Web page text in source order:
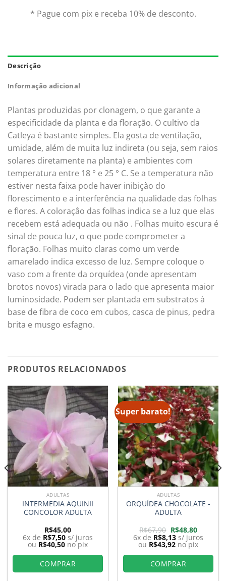
* Pague com pix e receba 10% de desconto.
Descrição
Informação adicional
Plantas produzidas por clonagem, o que garante a
especificidade da planta e da floração. O cultivo da
Catleya é bastante simples. Ela gosta de ventilação,
umidade, além de muita luz indireta (ou seja, sem raios
solares diretamente na planta) e ambientes com
temperatura entre 18 ° e 25 ° C. Se a temperatura não
estiver nesta faixa pode haver inibiçào do
florescimento e a interferência na qualidade das folhas
e flores. A coloraçâo das folhas indica se a luz que elas
recebem está adequada ou não . Folhas muito escura é
sinal de pouca luz, o que pode comprometer a
floração. Folhas muito claras como um verde
amarelado indica excesso de luz. Sempre coloque o
vaso com a frente da orquídea (onde apresentam
brotos novos) virada para o lado que apresenta maior
luminosidade. Podem ser plantada em substratos à
base de fibra de coco em cubos, casca de pinus, pedra
brita e musgo esfagno.
PRODUTOS RELACIONADOS
ADULTAS
INTERMEDIA AQUINII
CONCOLOR ADULTA
R$45,00
6x de R$7,50 s/ juros
ou R$40,50 no pix
COMPRAR
Super barato!
ADULTAS
ORQUÍDEA CHOCOLATE -
ADULTA
R$67,90 O
preço
original
era:
R$67,90.
R$48,80O
preço
atual
é:
R$48,80.
6x de R$8,13 s/ juros
ou R$43,92 no pix
COMPRAR